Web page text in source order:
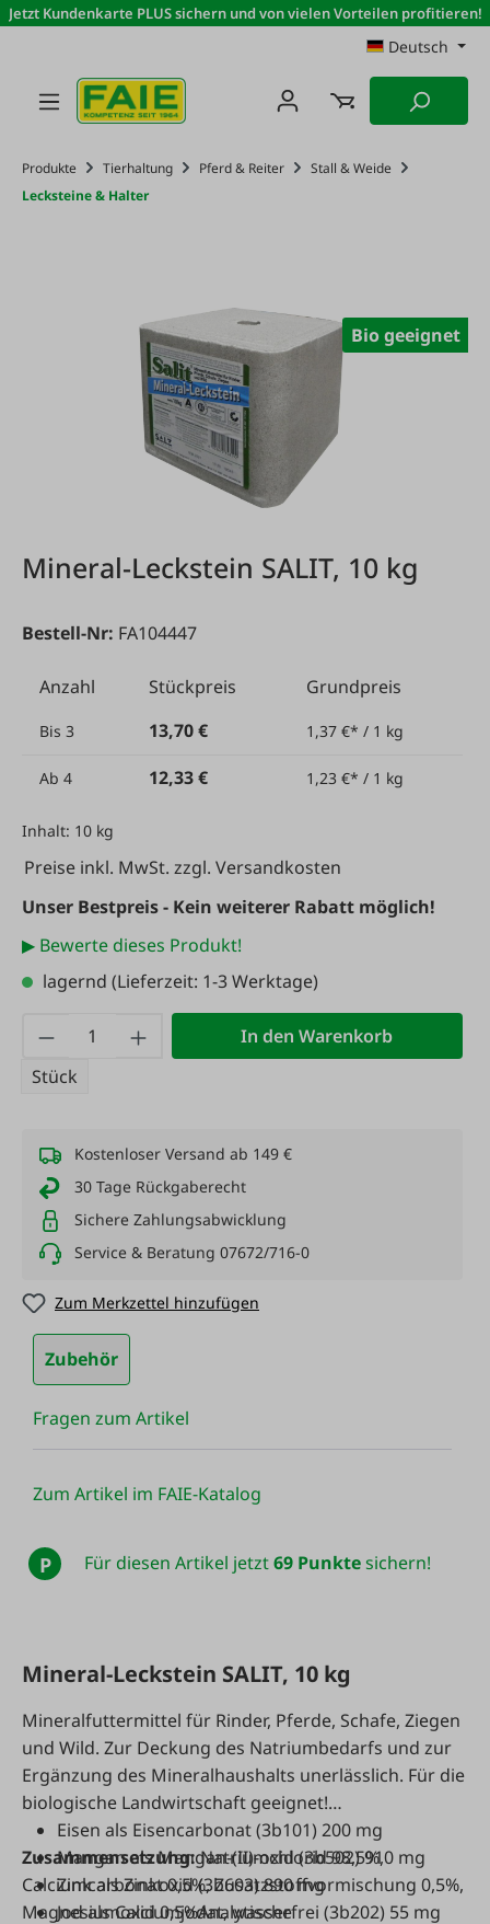
Zum Hauptinhalt springen
Jetzt Kundenkarte PLUS sichern und von vielen Vorteilen profitieren!
Deutsch
Produkte Tierhaltung Pferd & Reiter
Stall & Weide
Lecksteine & Halter
Bio geeignet
Mineral-Leckstein SALIT, 10 kg
Bestell-Nr: FA104447
Anzahl Stückpreis Grundpreis
Bis 3 13,70 € 1,37 €* / 1 kg
Ab 4 12,33 € 1,23 €* / 1 kg
Inhalt: 10 kg
Preise inkl. MwSt. zzgl. Versandkosten
Unser Bestpreis - Kein weiterer Rabatt möglich!
▶ Bewerte dieses Produkt!
lagernd (Lieferzeit: 1-3 Werktage)
Produkt Anzahl: Gib den gewünschten
Stück
In den Warenkorb
Kostenloser Versand ab 149 €
30 Tage Rückgaberecht
Sichere Zahlungsabwicklung
Service & Beratung 07672/716-0
Zum Merkzettel hinzufügen
Zubehör
Fragen zum Artikel
Zum Artikel im FAIE-Katalog
P Für diesen Artikel jetzt69 Punktesichern!
Mineral-Leckstein SALIT, 10 kg
Mineralfuttermittel für Rinder, Pferde, Schafe, Ziegen
und Wild. Zur Deckung des Natriumbedarfs und zur
Ergänzung des Mineralhaushalts unerlässlich. Für die
biologische Landwirtschaft geeignet!
Zusammensetzung:Natriumchlorid 98,5%,
Calciumcarbonat 0,5%, Zusatzstoffvormischung 0,5%,
Magnesiumoxid 0,5%Analytische
Eisen als Eisencarbonat (3b101) 200 mg
Mangan als Mangan-(II)-oxid (3b502) 910 mg
Zink als Zinkoxid (3b603) 890 mg
Jod als Calciumjodat, wasserfrei (3b202) 55 mg